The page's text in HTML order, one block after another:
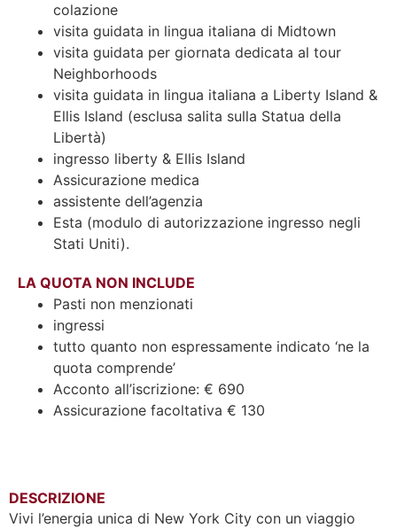
colazione
visita guidata in lingua italiana di Midtown
visita guidata per giornata dedicata al tour
Neighborhoods
visita guidata in lingua italiana a Liberty Island &
Ellis Island (esclusa salita sulla Statua della
Libertà)
ingresso liberty & Ellis Island
Assicurazione medica
assistente dell’agenzia
Esta (modulo di autorizzazione ingresso negli
Stati Uniti).
LA QUOTA NON INCLUDE
Pasti non menzionati
ingressi
tutto quanto non espressamente indicato ‘ne la
quota comprende’
Acconto all’iscrizione: € 690
Assicurazione facoltativa € 130
DESCRIZIONE
Vivi l’energia unica di New York City con un viaggio